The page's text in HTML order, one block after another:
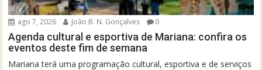
ago 7, 2026 João B. N. Gonçalves 0
Agenda cultural e esportiva de Mariana: confira os
eventos deste fim de semana
Mariana terá uma programação cultural, esportiva e de serviços